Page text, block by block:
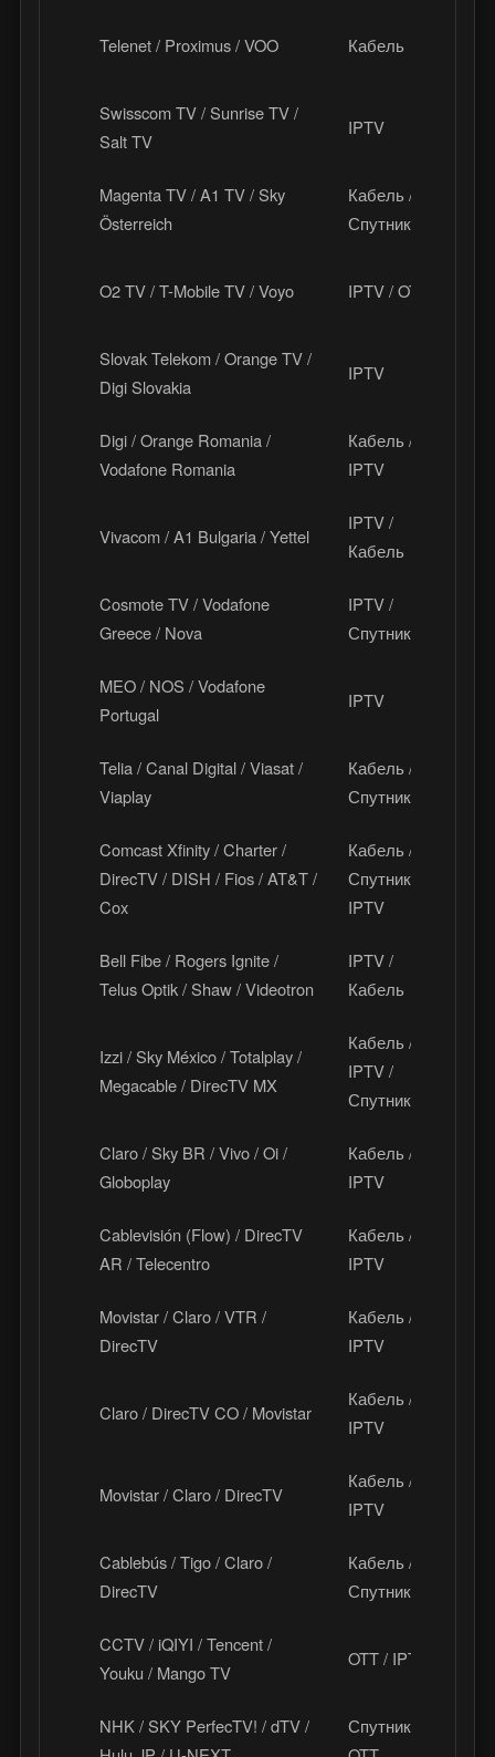
Telenet / Proximus / VOO Кабель
Swisscom TV / Sunrise TV /
Salt TV
IPTV
Magenta TV / A1 TV / Sky
Österreich
Кабель /
Спутник
O2 TV / T-Mobile TV / Voyo IPTV / OTT
Slovak Telekom / Orange TV /
Digi Slovakia
IPTV
Digi / Orange Romania /
Vodafone Romania
Кабель /
IPTV
Vivacom / A1 Bulgaria / Yettel
IPTV /
Кабель
Cosmote TV / Vodafone
Greece / Nova
IPTV /
Спутник
MEO / NOS / Vodafone
Portugal
IPTV
Telia / Canal Digital / Viasat /
Viaplay
Кабель /
Спутник
Comcast Xfinity / Charter /
DirecTV / DISH / Fios / AT&T /
Cox
Кабель /
Спутник /
IPTV
Bell Fibe / Rogers Ignite /
Telus Optik / Shaw / Videotron
IPTV /
Кабель
Izzi / Sky México / Totalplay /
Megacable / DirecTV MX
Кабель /
IPTV /
Спутник
Claro / Sky BR / Vivo / Oi /
Globoplay
Кабель /
IPTV
Cablevisión (Flow) / DirecTV
AR / Telecentro
Кабель /
IPTV
Movistar / Claro / VTR /
DirecTV
Кабель /
IPTV
Claro / DirecTV CO / Movistar
Кабель /
IPTV
Movistar / Claro / DirecTV
Кабель /
IPTV
Cablebús / Tigo / Claro /
DirecTV
Кабель /
Спутник
CCTV / iQIYI / Tencent /
Youku / Mango TV
OTT / IPTV
NHK / SKY PerfecTV! / dTV /
Спутник /